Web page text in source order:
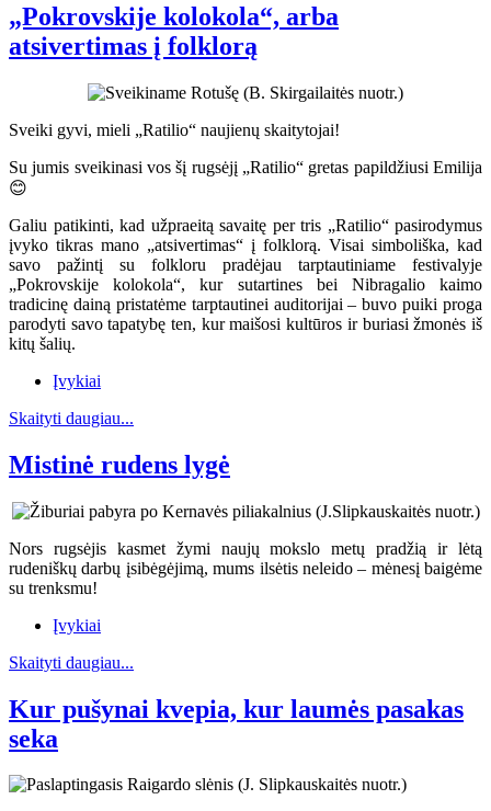
„Pokrovskije kolokola“, arba
atsivertimas į folklorą
Sveiki gyvi, mieli „Ratilio“ naujienų skaitytojai!
Su jumis sveikinasi vos šį rugsėjį „Ratilio“ gretas papildžiusi Emilija
😊
Galiu patikinti, kad užpraeitą savaitę per tris „Ratilio“ pasirodymus
įvyko tikras mano „atsivertimas“ į folklorą. Visai simboliška, kad
savo pažintį su folkloru pradėjau tarptautiniame festivalyje
„Pokrovskije kolokola“, kur sutartines bei Nibragalio kaimo
tradicinę dainą pristatėme tarptautinei auditorijai – buvo puiki proga
parodyti savo tapatybę ten, kur maišosi kultūros ir buriasi žmonės iš
kitų šalių.
Įvykiai
Skaityti daugiau...
Mistinė rudens lygė
Nors rugsėjis kasmet žymi naujų mokslo metų pradžią ir lėtą
rudeniškų darbų įsibėgėjimą, mums ilsėtis neleido – mėnesį baigėme
su trenksmu!
Įvykiai
Skaityti daugiau...
Kur pušynai kvepia, kur laumės pasakas
seka